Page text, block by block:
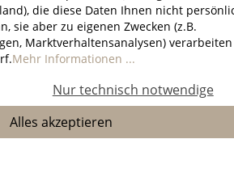
die diese Daten Ihnen nicht
sie aber zu eigenen Zwecken (z.B.
Marktverhaltensanalysen) verarbeiten
Mehr Informationen ...
Nur technisch notwendige
Alles akzeptieren